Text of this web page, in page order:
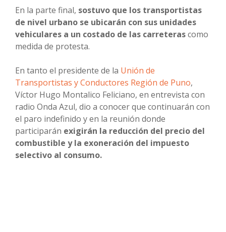
En la parte final, sostuvo que los transportistas
de nivel urbano se ubicarán con sus unidades
vehiculares a un costado de las carreterascomo
medida de protesta.
En tanto el presidente de la Unión de
Transportistas y Conductores Región de Puno,
Víctor Hugo Montalico Feliciano, en entrevista con
radio Onda Azul, dio a conocer que continuarán con
el paro indefinido y en la reunión donde
participarán exigirán la reducción del precio del
combustible y la exoneración del impuesto
selectivo al consumo.